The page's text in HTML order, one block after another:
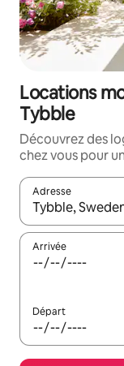
Locations
Tybble
Découvrez des
chez vous pour
Adresse
Lorsque les
Arrivée
Départ